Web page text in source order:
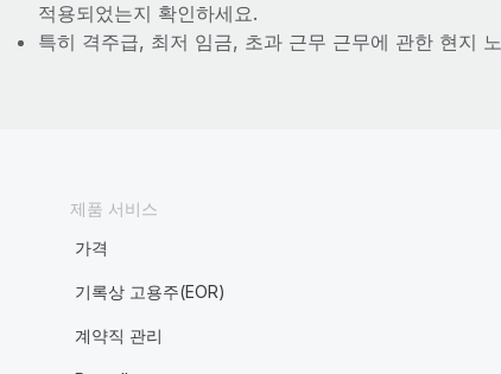
적용되었는지 확인하세요.
특히 격주급, 최저 임금, 초과 근무 근무에 관한 현지
제품 서비스
가격
기록상 고용주(EOR)
계약직 관리